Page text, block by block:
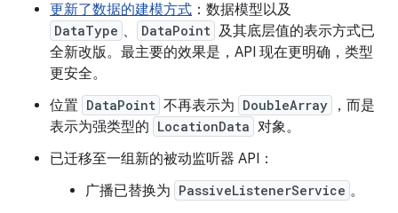
更新了数据的建模方式 ：数据模型以及
DataType 、 DataPoint 及其底层值的表示方式已
全新改版。最主要的效果是，API 现在更明确，类型
更安全。
位置 DataPoint 不再表示为 DoubleArray
，而是
表示为强类型的 LocationData 对象。
已迁移至一组新的被动监听器 API：
广播已替换为 PassiveListenerService 。